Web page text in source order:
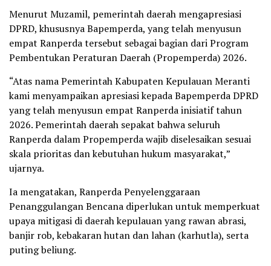
Menurut Muzamil, pemerintah daerah mengapresiasi
DPRD, khususnya Bapemperda, yang telah menyusun
empat Ranperda tersebut sebagai bagian dari Program
Pembentukan Peraturan Daerah (Propemperda) 2026.
“Atas nama Pemerintah Kabupaten Kepulauan Meranti
kami menyampaikan apresiasi kepada Bapemperda DPRD
yang telah menyusun empat Ranperda inisiatif tahun
2026. Pemerintah daerah sepakat bahwa seluruh
Ranperda dalam Propemperda wajib diselesaikan sesuai
skala prioritas dan kebutuhan hukum masyarakat,”
ujarnya.
Ia mengatakan, Ranperda Penyelenggaraan
Penanggulangan Bencana diperlukan untuk memperkuat
upaya mitigasi di daerah kepulauan yang rawan abrasi,
banjir rob, kebakaran hutan dan lahan (karhutla), serta
puting beliung.